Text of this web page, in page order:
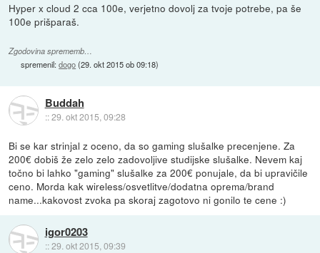
Hyper x cloud 2 cca 100e, verjetno dovolj za tvoje potrebe, pa še
100e prišparaš.
Zgodovina sprememb…
spremenil:dogo(29. okt 2015 ob 09:18)
Buddah
::29. okt 2015, 09:28
Bi se kar strinjal z oceno, da so gaming slušalke precenjene. Za
200€ dobiš že zelo zelo zadovoljive studijske slušalke. Nevem kaj
točno bi lahko "gaming" slušalke za 200€ ponujale, da bi upravičile
ceno. Morda kak wireless/osvetlitve/dodatna oprema/brand
name...kakovost zvoka pa skoraj zagotovo ni gonilo te cene :)
igor0203
::29. okt 2015, 09:39